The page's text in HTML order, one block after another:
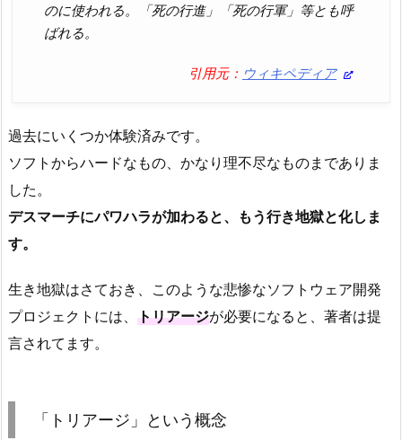
のに使われる。「死の行進」「死の行軍」等とも呼
ばれる。
引用元： ウィキペディア
過去にいくつか体験済みです。
ソフトからハードなもの、かなり理不尽なものまでありま
した。
デスマーチにパワハラが加わると、もう行き地獄と化しま
す。
生き地獄はさておき、このような悲惨なソフトウェア開発
プロジェクトには、 トリアージが必要になると、著者は提
言されてます。
「トリアージ」という概念